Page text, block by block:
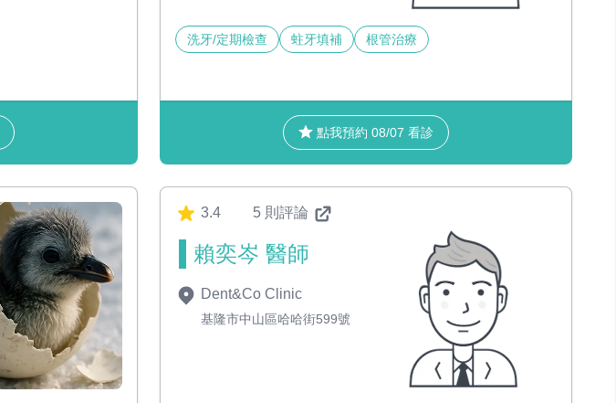
洗牙/定期檢查 蛀牙填補 根管治療
點我預約 08/07 看診
3.4 5 則評論
賴奕岑 醫師
Dent&Co Clinic
基隆市中山區哈哈街599號